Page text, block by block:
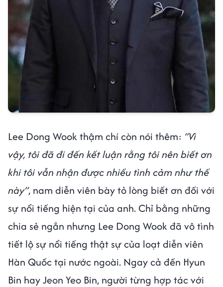
Lee Dong Wook thậm chí còn nói thêm: “Vì
vậy, tôi đã đi đến kết luận rằng tôi nên biết ơn
khi tôi vẫn nhận được nhiều tình cảm như thế
này”, nam diễn viên bày tỏ lòng biết ơn đối với
sự nổi tiếng hiện tại của anh. Chỉ bằng những
chia sẻ ngắn nhưng Lee Dong Wook đã vô tình
tiết lộ sự nổi tiếng thật sự của loạt diễn viên
Hàn Quốc tại nước ngoài. Ngay cả đến Hyun
Bin hay Jeon Yeo Bin, người từng hợp tác với